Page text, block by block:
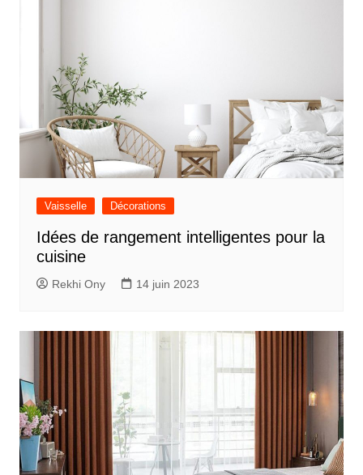
Vaisselle Décorations
Idées de rangement intelligentes pour la
cuisine
Rekhi Ony 14 juin 2023